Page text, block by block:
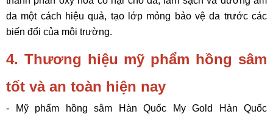
da một cách hiệu quả, tạo lớp mỏng bảo vệ da trước các
biến đổi của môi trường.
4. Thương hiệu mỹ phẩm hồng sâm
tốt và an toàn hiện nay
- Mỹ phẩm hồng sâm Hàn Quốc My Gold Hàn Quốc